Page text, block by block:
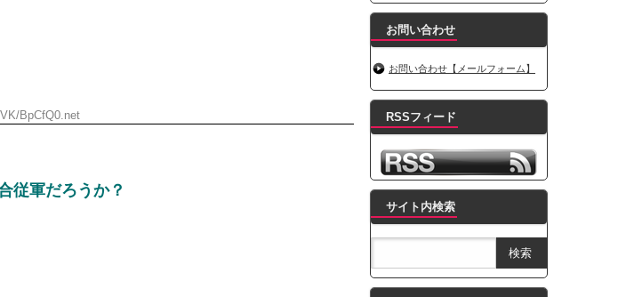
BpCfQ0.net
従軍だろうか？
お問い合わせ
お問い合わせ【メールフォーム】
RSSフィード
サイト内検索